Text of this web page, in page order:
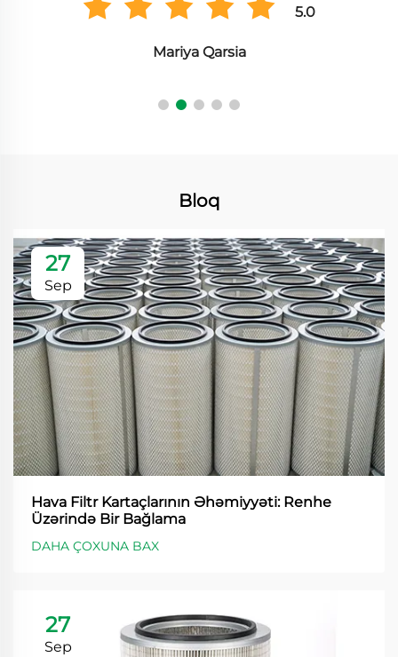
Bloq
27
Sep
Hava Filtr Kartaçlarının Əhəmiyyəti: Renhe
Üzərində Bir Bağlama
DAHA ÇOXUNA BAX
27
Sep